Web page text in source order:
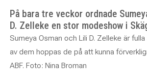
På bara tre veckor ordnade
D. Zelleke en stor modeshow i
Sumeya Osman och Lili D. Zelleke är
av dem hoppas de på att kunna
ABF. Foto: Nina Broman